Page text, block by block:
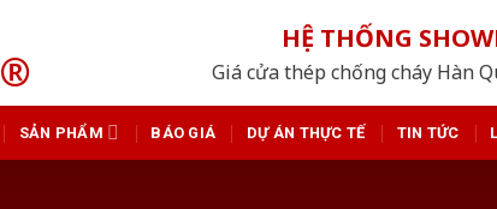
HỆ THỐNG
Giá cửa thép chống cháy Hàn
SẢN PHẨM BÁO GIÁ DỰ ÁN THỰC TẾ TIN TỨC